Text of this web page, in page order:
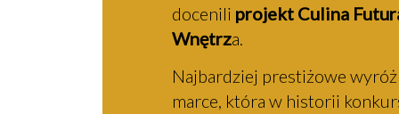
docenili projekt Culina
Wnętrza.
Najbardziej prestiżowe
marce, która w historii